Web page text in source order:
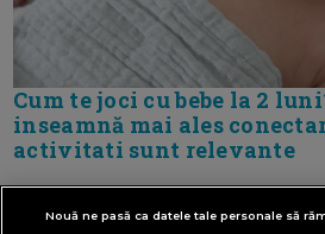
Cum te joci cu bebe la 2
inseamnă mai ales
activitati sunt relevante
Nouă ne pasă ca datele tale personale să